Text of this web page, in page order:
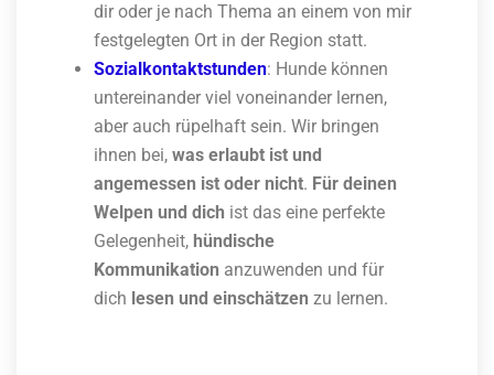
dir oder je nach Thema an einem von mir
festgelegten Ort in der Region statt.
Sozialkontaktstunden: Hunde können
untereinander viel voneinander lernen,
aber auch rüpelhaft sein. Wir bringen
ihnen bei, was erlaubt ist und
angemessen ist oder nicht. Für deinen
Welpen und dich ist das eine perfekte
Gelegenheit, hündische
Kommunikation anzuwenden und für
dich lesen und einschätzen zu lernen.